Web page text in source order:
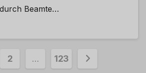
Beamte…
2 … 123